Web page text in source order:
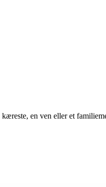
en ven eller et